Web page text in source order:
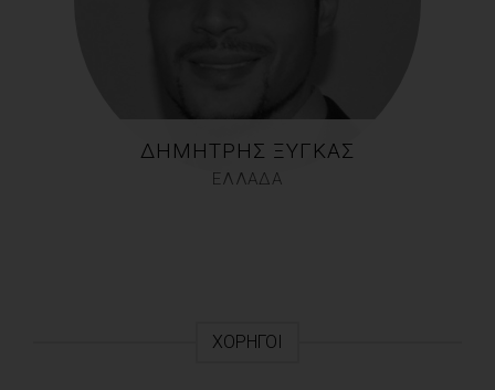
ΔΗΜΉΤΡΗΣ ΞΥΓΚΆΣ
ΕΛΛΑΔΑ
ΧΟΡΗΓΟΊ